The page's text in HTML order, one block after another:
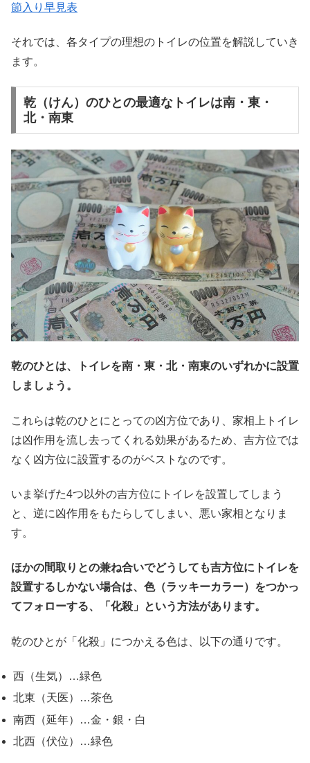
節入り早見表
それでは、各タイプの理想のトイレの位置を解説していき
ます。
乾（けん）のひとの最適なトイレは南・東・
北・南東
乾のひとは、トイレを南・東・北・南東のいずれかに設置
しましょう。
これらは乾のひとにとっての凶方位であり、家相上トイレ
は凶作用を流し去ってくれる効果があるため、吉方位では
なく凶方位に設置するのがベストなのです。
いま挙げた4つ以外の吉方位にトイレを設置してしまう
と、逆に凶作用をもたらしてしまい、悪い家相となりま
す。
ほかの間取りとの兼ね合いでどうしても吉方位にトイレを
設置するしかない場合は、色（ラッキーカラー）をつかっ
てフォローする、「化殺」という方法があります。
乾のひとが「化殺」につかえる色は、以下の通りです。
西（生気）…緑色
北東（天医）…茶色
南西（延年）…金・銀・白
北西（伏位）…緑色